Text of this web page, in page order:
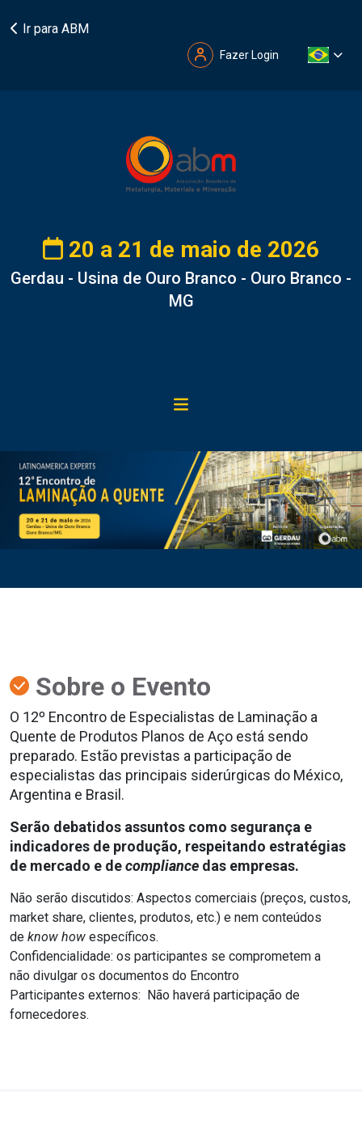
Ir para ABM
Fazer Login
20 a 21 de maio de 2026
Gerdau - Usina de Ouro Branco - Ouro Branco -
MG
Sobre o Evento
O 12º Encontro de Especialistas de Laminação a
Quente de Produtos Planos de Aço está sendo
preparado. Estão previstas a participação de
especialistas das principais siderúrgicas do México,
Argentina e Brasil.
Serão debatidos assuntos como segurança e
indicadores de produção, respeitando estratégias
de mercado e decompliance das empresas.
Não serão discutidos: Aspectos comerciais (preços, custos,
market share, clientes, produtos, etc.) e nem conteúdos
de know how específicos.
Confidencialidade: os participantes se comprometem a
não divulgar os documentos do Encontro
Participantes externos: Não haverá participação de
fornecedores.